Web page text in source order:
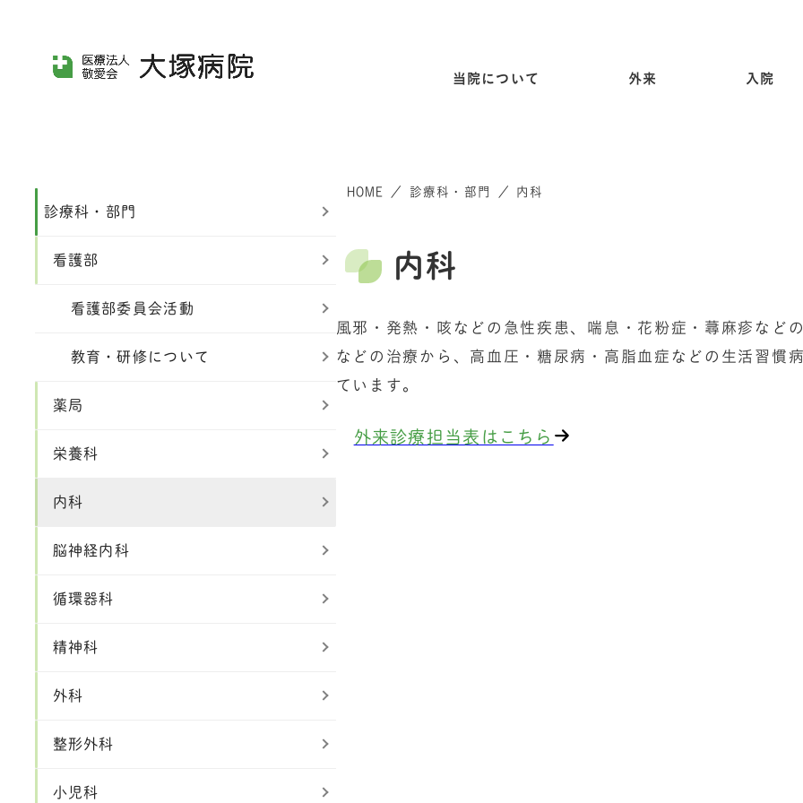
当院について 外来 入院
HOME ／ 診療科・部門 ／ 内科
内科
風邪・発熱・咳などの急性疾患、喘息・花粉症・蕁麻疹など
などの治療から、高血圧・糖尿病・高脂血症などの生活習慣
ています。
外来診療担当表はこちら
診療科・部門
看護部
看護部委員会活動
教育・研修について
薬局
栄養科
内科
脳神経内科
循環器科
精神科
外科
整形外科
小児科